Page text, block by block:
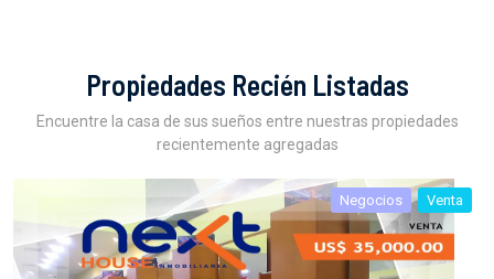
Propiedades Recién Listadas
Encuentre la casa de sus sueños entre nuestras propiedades
recientemente agregadas
Negocios Venta